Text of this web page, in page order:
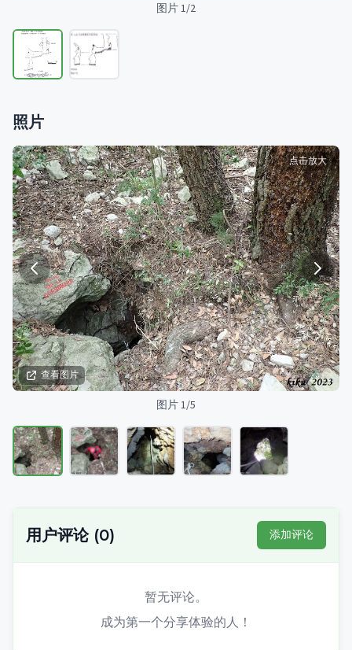
图片 1/2
照片
查看图片
点击放大
图片 1/5
用户评论(0) 添加评论
暂无评论。
成为第一个分享体验的人！